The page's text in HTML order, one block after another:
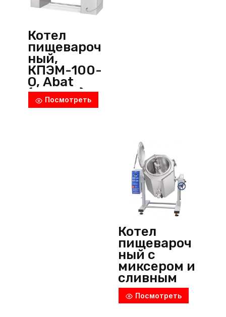
Котел
пищевароч
ный,
КПЭМ-100-
О, Abat
(Россия)
Посмотреть
Котел
пищевароч
ный с
миксером и
сливным
краном,
КПЭМ-60-
Посмотреть